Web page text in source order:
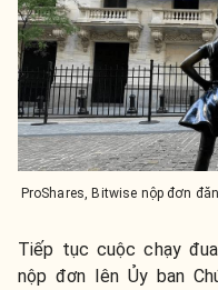
ProShares, Bitwise nộp đơn
Tiếp tục cuộc chạy
nộp đơn lên Ủy ban